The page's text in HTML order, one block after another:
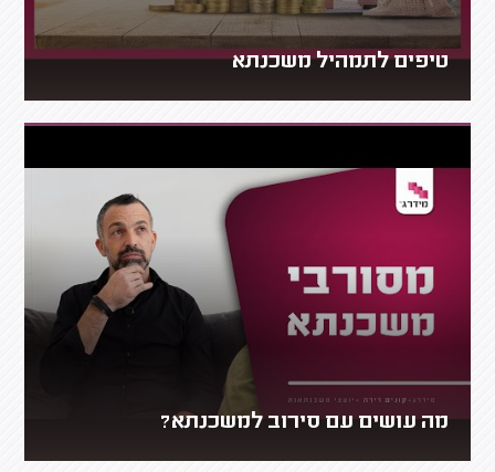
טיפים לתמהיל משכנתא
מה עושים עם סירוב למשכנתא?